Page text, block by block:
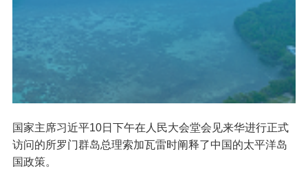
国家主席习近平10日下午在人民大会堂会见来华进行正式
访问的所罗门群岛总理索加瓦雷时阐释了中国的太平洋岛
国政策。